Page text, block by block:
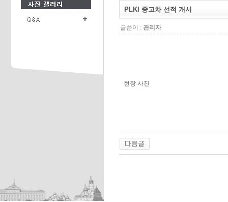
PLKI 중고차 선적 개시
글쓴이 : 관리자
현장 사진